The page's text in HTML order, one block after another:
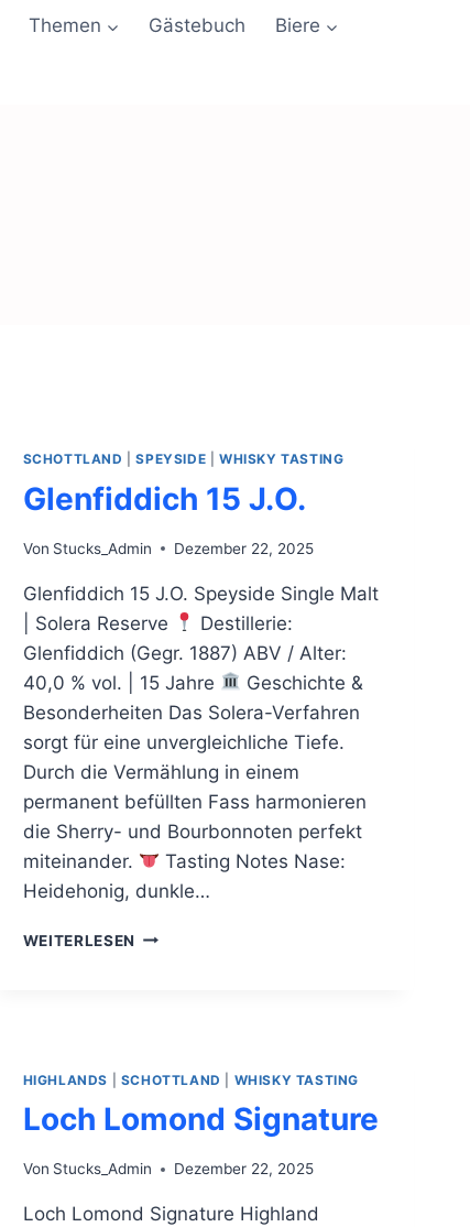
Themen Gästebuch Biere
SCHOTTLAND |SPEYSIDE WHISKY TASTING
Glenfiddich 15 J.O.
Von Stucks_Admin Dezember 22, 2025
Glenfiddich 15 J.O. Speyside Single Malt
| Solera Reserve
Destillerie:
Glenfiddich (Gegr. 1887) ABV / Alter:
40,0 % vol. | 15 Jahre
Geschichte &
Besonderheiten Das Solera-Verfahren
sorgt für eine unvergleichliche Tiefe.
Durch die Vermählung in einem
permanent befüllten Fass harmonieren
die Sherry- und Bourbonnoten perfekt
miteinander.
Tasting Notes Nase:
Heidehonig, dunkle…
WEITERLESEN GLENFIDDICH
HIGHLANDS SCHOTTLAND WHISKY TASTING
Loch Lomond Signature
Von Stucks_Admin Dezember 22, 2025
Loch Lomond Signature Highland